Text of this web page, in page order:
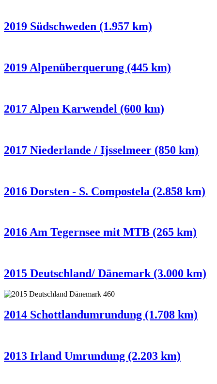
2019 Südschweden (1.957 km)
2019 Alpenüberquerung (445 km)
2017 Alpen Karwendel (600 km)
2017 Niederlande / Ijsselmeer (850 km)
2016 Dorsten - S. Compostela (2.858 km)
2016 Am Tegernsee mit MTB (265 km)
2015 Deutschland/ Dänemark (3.000 km)
2014 Schottlandumrundung (1.708 km)
2013 Irland Umrundung (2.203 km)